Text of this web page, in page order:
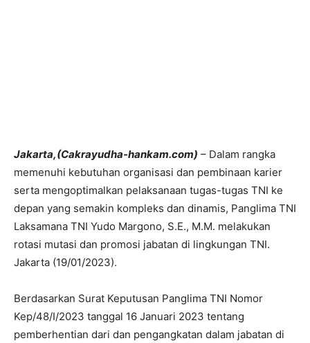
Jakarta,(Cakrayudha-hankam.com) – Dalam rangka
memenuhi kebutuhan organisasi dan pembinaan karier
serta mengoptimalkan pelaksanaan tugas-tugas TNI ke
depan yang semakin kompleks dan dinamis, Panglima TNI
Laksamana TNI Yudo Margono, S.E., M.M. melakukan
rotasi mutasi dan promosi jabatan di lingkungan TNI.
Jakarta (19/01/2023).
Berdasarkan Surat Keputusan Panglima TNI Nomor
Kep/48/I/2023 tanggal 16 Januari 2023 tentang
pemberhentian dari dan pengangkatan dalam jabatan di